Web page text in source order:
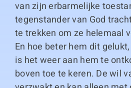
van zijn erbarmelijke
tegenstander van God
te trekken om ze helemaal
En hoe beter hem dit
is het weer aan hem te
boven toe te keren. De wil